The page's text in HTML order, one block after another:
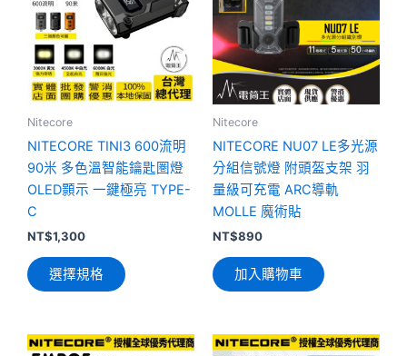
Nitecore
NITECORE TINI3 600流明
90米 多色溫智能鑰匙圏燈
OLED顥示 一鍵極亮 TYPE-
C
NT$1,300
選擇規格
有
多
款
式。
在
產
品
擇
Nitecore
NITECORE NU07 LE多光源
分組信號燈 附頭盔支架 羽
量級可充電 ARC導軌
MOLLE 魔術貼
NT$890
加入購物車